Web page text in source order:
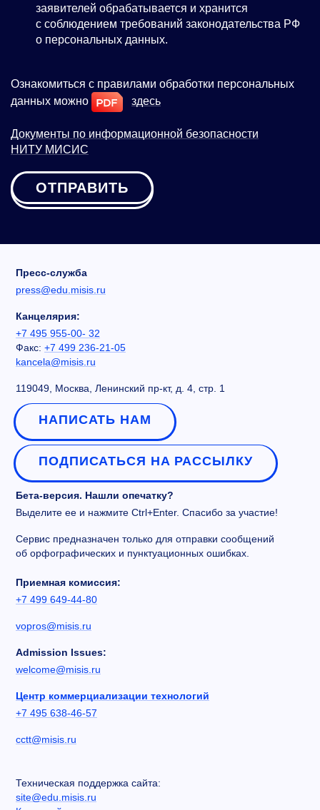
заявителей обрабатывается и хранится
с соблюдением требований законодательства РФ
о персональных данных.
Ознакомиться с правилами обработки персональных
данных можно
здесь
Документы по информационной безопасности
НИТУ МИСИС
ОТПРАВИТЬ
Пресс-служба
press@edu.misis.ru
Канцелярия:
+7 495 955-00- 32
Факс: +7 499 236-21-05
kancela@misis.ru
119049, Москва, Ленинский пр-кт, д. 4, стр. 1
НАПИСАТЬ НАМ
ПОДПИСАТЬСЯ НА РАССЫЛКУ
Бета-версия. Нашли опечатку?
Выделите ее и нажмите Ctrl+Enter. Спасибо за участие!
Сервис предназначен только для отправки сообщений
об орфографических и пунктуационных ошибках.
Приемная комиссия:
+7 499 649-44-80
vopros@misis.ru
Admission Issues:
welcome@misis.ru
Центр коммерциализации технологий
+7 495 638-46-57
cctt@misis.ru
Техническая поддержка сайта:
site@edu.misis.ru